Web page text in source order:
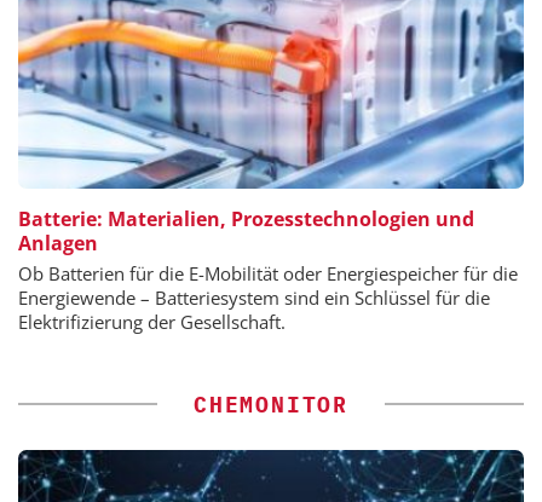
Batterie: Materialien, Prozesstechnologien und
Anlagen
Ob Batterien für die E-Mobilität oder Energiespeicher für die
Energiewende – Batteriesystem sind ein Schlüssel für die
Elektrifizierung der Gesellschaft.
CHEMONITOR